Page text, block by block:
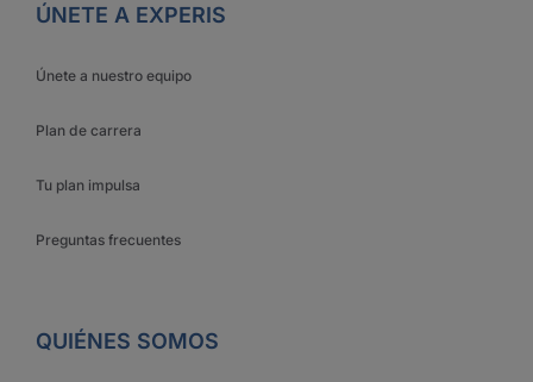
ÚNETE A EXPERIS
Únete a nuestro equipo
Plan de carrera
Tu plan impulsa
Preguntas frecuentes
QUIÉNES SOMOS